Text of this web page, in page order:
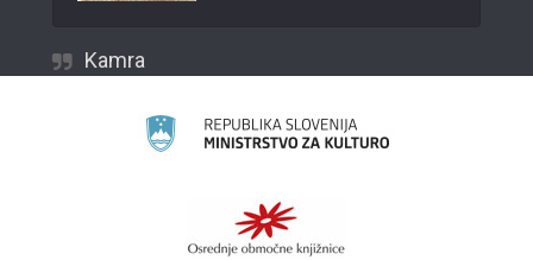
Kamra